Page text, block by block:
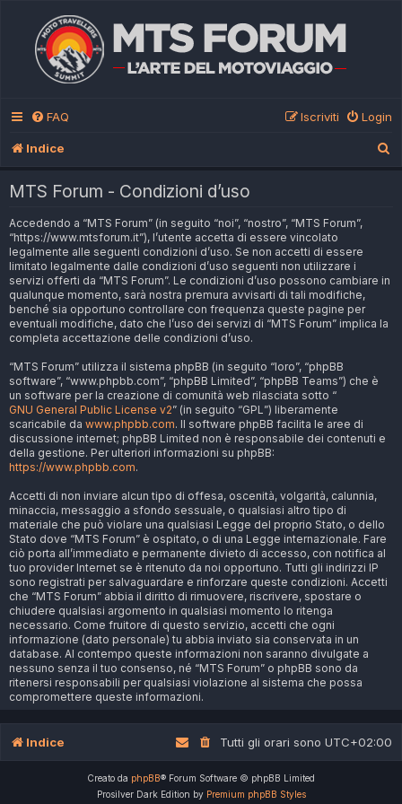
FAQ Login
Iscriviti
Indice
MTS Forum - Condizioni d’uso
Accedendo a “MTS Forum” (in seguito “noi”, “nostro”, “MTS Forum”,
“https://www.mtsforum.it”), l’utente accetta di essere vincolato
legalmente alle seguenti condizioni d’uso. Se non accetti di essere
limitato legalmente dalle condizioni d’uso seguenti non utilizzare i
servizi offerti da “MTS Forum”. Le condizioni d’uso possono cambiare in
qualunque momento, sarà nostra premura avvisarti di tali modifiche,
benché sia opportuno controllare con frequenza queste pagine per
eventuali modifiche, dato che l’uso dei servizi di “MTS Forum” implica la
completa accettazione delle condizioni d’uso.
“MTS Forum” utilizza il sistema phpBB (in seguito “loro”, “phpBB
software”, “www.phpbb.com”, “phpBB Limited”, “phpBB Teams”) che è
un software per la creazione di comunità web rilasciata sotto “
GNU General Public License v2” (in seguito “GPL”) liberamente
scaricabile da www.phpbb.com. Il software phpBB facilita le aree di
discussione internet; phpBB Limited non è responsabile dei contenuti e
della gestione. Per ulteriori informazioni su phpBB:
https://www.phpbb.com.
Accetti di non inviare alcun tipo di offesa, oscenità, volgarità, calunnia,
minaccia, messaggio a sfondo sessuale, o qualsiasi altro tipo di
materiale che può violare una qualsiasi Legge del proprio Stato, o dello
Stato dove “MTS Forum” è ospitato, o di una Legge internazionale. Fare
ciò porta all’immediato e permanente divieto di accesso, con notifica al
tuo provider Internet se è ritenuto da noi opportuno. Tutti gli indirizzi IP
sono registrati per salvaguardare e rinforzare queste condizioni. Accetti
che “MTS Forum” abbia il diritto di rimuovere, riscrivere, spostare o
chiudere qualsiasi argomento in qualsiasi momento lo ritenga
necessario. Come fruitore di questo servizio, accetti che ogni
informazione (dato personale) tu abbia inviato sia conservata in un
database. Al contempo queste informazioni non saranno divulgate a
nessuno senza il tuo consenso, né “MTS Forum” o phpBB sono da
ritenersi responsabili per qualsiasi violazione al sistema che possa
compromettere queste informazioni.
Indice Tutti gli orari sono UTC+02:00
Creato da phpBB® Forum Software © phpBB Limited
Prosilver Dark Edition by Premium phpBB Styles